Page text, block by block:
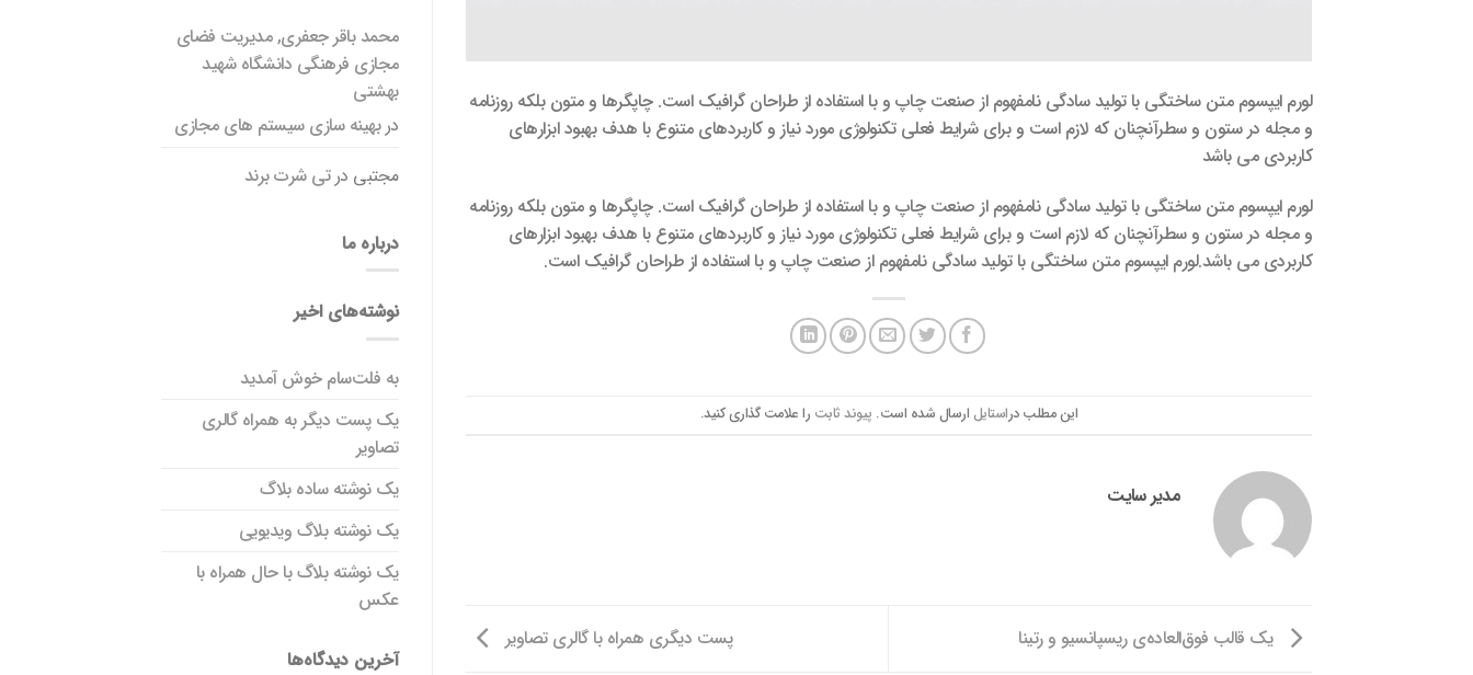
لورم ایپسوم متن ساختگی با تولید سادگی نامفهوم از صنعت چاپ و با استفاده از طراحان گرافیک است. چاپگرها و متون بلکه روزنامه
و مجله در ستون و سطرآنچنان که لازم است و برای شرایط فعلی تکنولوژی مورد نیاز و کاربردهای متنوع با هدف بهبود ابزارهای
کاربردی می باشد
لورم ایپسوم متن ساختگی با تولید سادگی نامفهوم از صنعت چاپ و با استفاده از طراحان گرافیک است. چاپگرها و متون بلکه روزنامه
و مجله در ستون و سطرآنچنان که لازم است و برای شرایط فعلی تکنولوژی مورد نیاز و کاربردهای متنوع با هدف بهبود ابزارهای
کاربردی می باشد.لورم ایپسوم متن ساختگی با تولید سادگی نامفهوم از صنعت چاپ و با استفاده از طراحان گرافیک است.
این مطلب دراستایل ارسال شده است. پیوند ثابت را علامت گذاری کنید.
مدیر سایت
یک قالب فوق‌العاده‌ی ریسپانسیو و رتینا پست دیگری همراه با گالری تصاویر
محمد باقر جعفری, مدیریت فضای
مجازی فرهنگی دانشگاه شهید
بهشتی
دربهینه سازی سیستم های مجازی
مجتبی درتی شرت برند
درباره ما
نوشته‌های اخیر
به فلت‌سام خوش آمدید
یک پست دیگر به همراه گالری
تصاویر
یک نوشته ساده بلاگ
یک نوشته بلاگ ویدیویی
یک نوشته بلاگ با حال همراه با
عکس
آخرین دیدگاه‌ها